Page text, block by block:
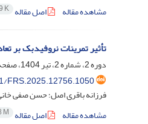
مشاهده مقاله
اصل مقاله K
تأثیر تمرینات نروفیدبک بر
دوره 2، شماره 2، تیر 1404، صفحه
FRS.2025.12756.1050
فرزانه باقری اصل؛ حسن صفی
مشاهده مقاله
اصل مقاله M